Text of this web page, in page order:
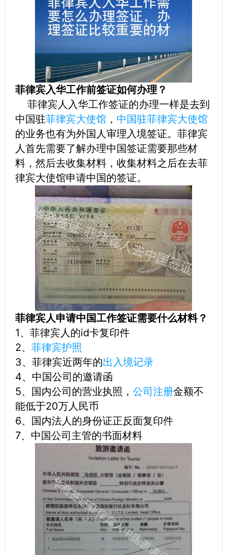
菲律宾入华工作前签证如何办理？
菲律宾人入华工作签证的办理一样是去到
中国驻菲律宾大使馆 ， 中国驻菲律宾大使馆
的业务也有为外国人审理入境签证。菲律宾
人首先需要了解办理中国签证需要那些材
料，然后去收集材料，收集材料之后在去菲
律宾大使馆申请中国的签证。
菲律宾人申请中国工作签证需要什么材料？
1、菲律宾人的id卡复印件
2、 菲律宾护照
3、菲律宾近两年的出入境记录
4、中国公司的邀请函
5、国内公司的营业执照， 公司注册金额不
能低于20万人民币
6、国内法人的身份证正反面复印件
7、中国公司主管的书面材料